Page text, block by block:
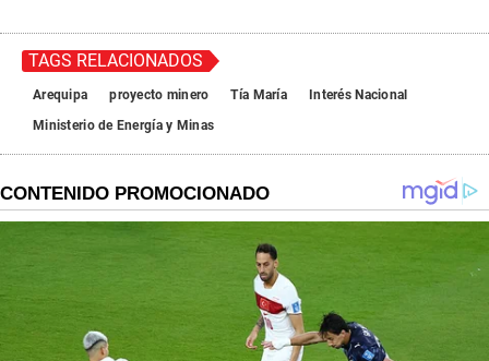
TAGS RELACIONADOS
Arequipa proyecto minero Tía María
Interés Nacional
Ministerio de Energía y Minas